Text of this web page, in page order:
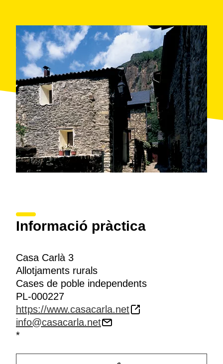
Informació pràctica
Casa Carlà 3
Allotjaments rurals
Cases de poble independents
PL-000227
https://www.casacarla.net
info@casacarla.net
*